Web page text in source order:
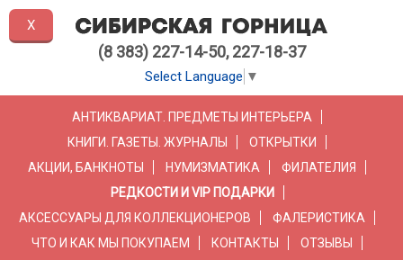
(8 383) 227-14-50, 227-18-37
Select Language ▼
АНТИКВАРИАТ. ПРЕДМЕТЫ ИНТЕРЬЕРА
КНИГИ. ГАЗЕТЫ. ЖУРНАЛЫ
ОТКРЫТКИ
АКЦИИ, БАНКНОТЫ
НУМИЗМАТИКА
ФИЛАТЕЛИЯ
РЕДКОСТИ И VIP ПОДАРКИ
АКСЕССУАРЫ ДЛЯ КОЛЛЕКЦИОНЕРОВ
ФАЛЕРИСТИКА
ЧТО И КАК МЫ ПОКУПАЕМ
КОНТАКТЫ
ОТЗЫВЫ
X